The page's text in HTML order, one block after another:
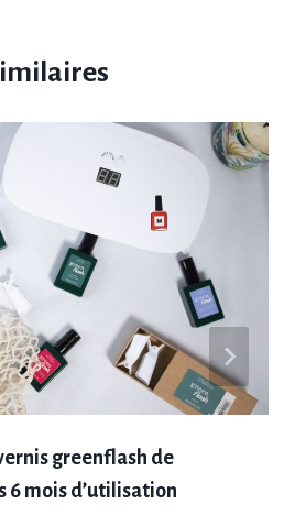
greenflash de
6 mois d’utilisation